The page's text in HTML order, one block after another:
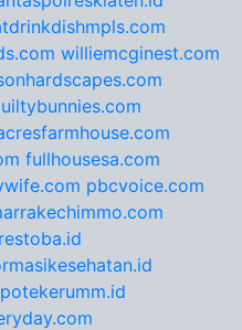
williemcginest.com
fullhousesa.com
pbcvoice.com